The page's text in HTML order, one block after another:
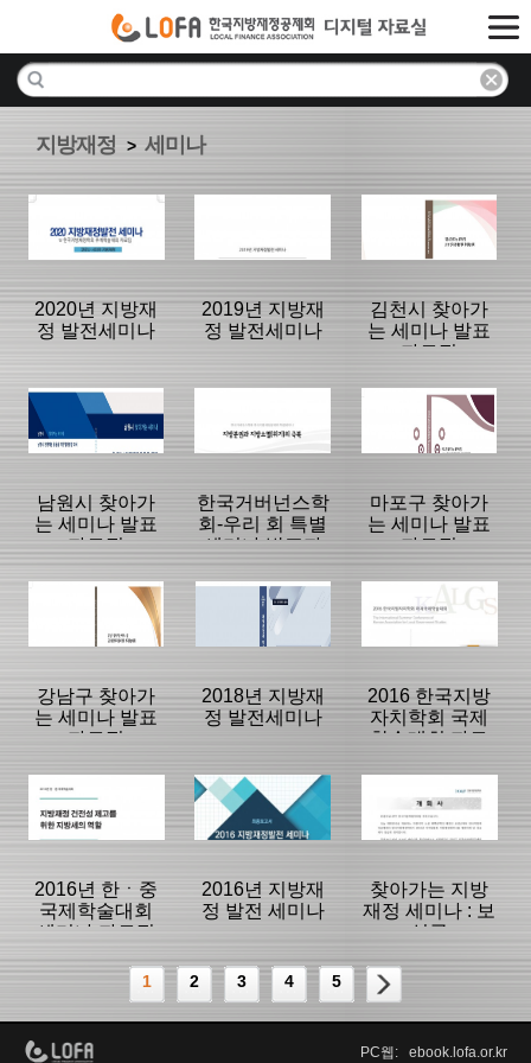
지방재정 > 세미나
2020년 지방재
정 발전세미나
분류명 : 세미나
2020/12/01
2019년 지방재
정 발전세미나
|
2019/08/05
김천시 찾아가
는 세미나 발표
자료집
분류명 : 세미나
2018/12/27
남원시 찾아가
는 세미나 발표
자료집
분류명 : 세미나
2018/12/27
문:693
한국거버넌스학
회-우리 회 특별
세미나 발표자
료집
분류명 : 세미나
|
2018/12/27
문:249
마포구 찾아가
는 세미나 발표
자료집
분류명 : 세미나
|
2018/12/27
문:1,441
강남구 찾아가
는 세미나 발표
자료집
분류명 : 세미나
등록일 :
2018/12/27
2018년 지방재
정 발전세미나
분류명 : 세미나
|
등록일 :
2018/08/14
2016 한국지방
자치학회 국제
학술대회 자료
분류명 : 세미나
|
등록일 :
2016/09/07
|
2016년 한ㆍ중
국제학술대회
세미나 자료집
분류명 : 세미나
2016년 지방재
정 발전 세미나
분류명 : 세미나
찾아가는 지방
재정 세미나 : 보
성군
분류명 : 세미나
1 2 3 4 5
PC웹: ebook.lofa.or.kr